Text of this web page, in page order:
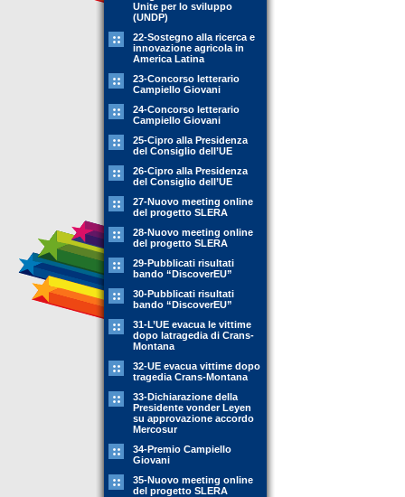
Unite per lo sviluppo
(UNDP)
22-Sostegno alla ricerca e
innovazione agricola in
America Latina
23-Concorso letterario
Campiello Giovani
24-Concorso letterario
Campiello Giovani
25-Cipro alla Presidenza
del Consiglio dell’UE
26-Cipro alla Presidenza
del Consiglio dell’UE
27-Nuovo meeting online
del progetto SLERA
28-Nuovo meeting online
del progetto SLERA
29-Pubblicati risultati
bando “DiscoverEU”
30-Pubblicati risultati
bando “DiscoverEU”
31-L’UE evacua le vittime
dopo latragedia di Crans-
Montana
32-UE evacua vittime dopo
tragedia Crans-Montana
33-Dichiarazione della
Presidente vonder Leyen
su approvazione accordo
Mercosur
34-Premio Campiello
Giovani
35-Nuovo meeting online
del progetto SLERA